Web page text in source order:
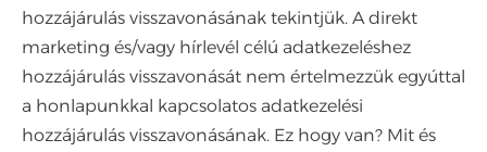
hozzájárulás visszavonásának tekintjük. A direkt
marketing és/vagy hírlevél célú adatkezeléshez
hozzájárulás visszavonását nem értelmezzük egyúttal
a honlapunkkal kapcsolatos adatkezelési
hozzájárulás visszavonásának. Ez hogy van? Mit és